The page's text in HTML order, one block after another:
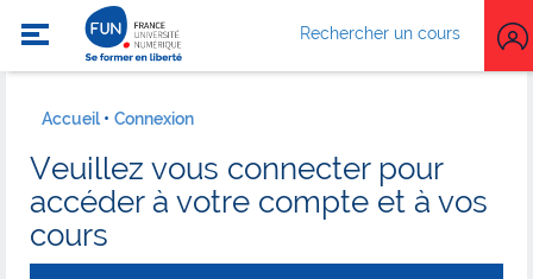
Rechercher un cours
Accueil Connexion
Veuillez vous connecter pour
accéder à votre compte et à vos
cours